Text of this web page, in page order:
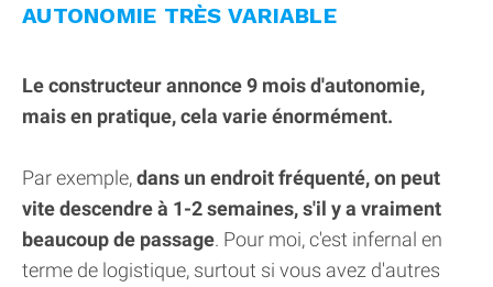
AUTONOMIE TRÈS VARIABLE
Le constructeur annonce 9 mois d'autonomie,
mais en pratique, cela varie énormément.
Par exemple,dans un endroit fréquenté, on peut
vite descendre à 1-2 semaines, s'il y a vraiment
beaucoup de passage. Pour moi, c'est infernal en
terme de logistique, surtout si vous avez d'autres